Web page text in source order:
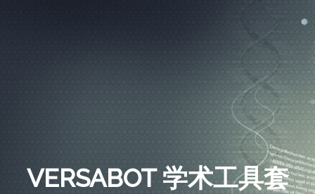
VERSABOT 学术工具套